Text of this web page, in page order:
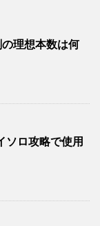
理想本数は何
ソロ攻略で使用